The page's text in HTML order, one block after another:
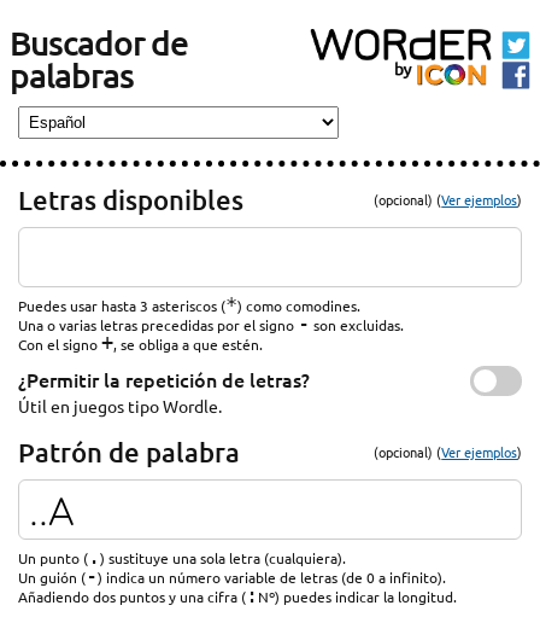
Buscador de
palabras
Letras disponibles (opcional) (Ver ejemplos)
Puedes usar hasta 3 asteriscos (*) como comodines.
Una o varias letras precedidas por el signo - son excluidas.
Con el signo+, se obliga a que estén.
¿Permitir la repetición de letras?
Útil en juegos tipo Wordle.
Patrón de palabra (opcional) (Ver ejemplos)
Un punto (.) sustituye una sola letra (cualquiera).
Un guión (-) indica un número variable de letras (de 0 a infinito).
Añadiendo dos puntos y una cifra (: Nº) puedes indicar la longitud.